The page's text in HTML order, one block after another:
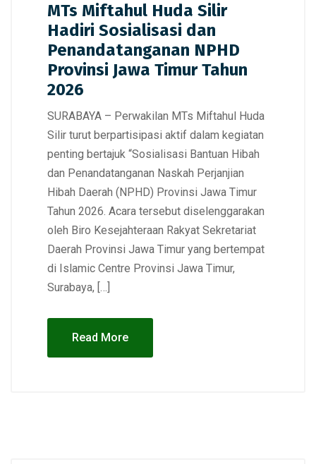
MTs Miftahul Huda Silir
Hadiri Sosialisasi dan
Penandatanganan NPHD
Provinsi Jawa Timur Tahun
2026
SURABAYA – Perwakilan MTs Miftahul Huda
Silir turut berpartisipasi aktif dalam kegiatan
penting bertajuk “Sosialisasi Bantuan Hibah
dan Penandatanganan Naskah Perjanjian
Hibah Daerah (NPHD) Provinsi Jawa Timur
Tahun 2026. Acara tersebut diselenggarakan
oleh Biro Kesejahteraan Rakyat Sekretariat
Daerah Provinsi Jawa Timur yang bertempat
di Islamic Centre Provinsi Jawa Timur,
Surabaya, […]
Read More